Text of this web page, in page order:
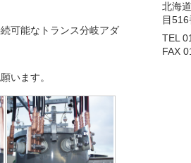
可能なトランス分岐アダ
います。
北海
目
TEL
FAX